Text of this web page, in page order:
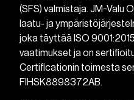
(SFS) valmistaja. JM-Valu
laatu- ja
joka täyttää ISO 9001:2015
vaatimukset ja on
Certificationin toimesta
FIHSK8898372AB.